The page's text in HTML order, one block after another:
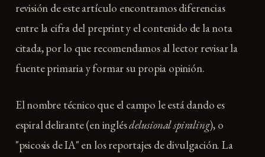
revisión de este artículo encontramos diferencias
entre la cifra del preprint y el contenido de la nota
citada, por lo que recomendamos al lector revisar la
fuente primaria y formar su propia opinión.
El nombre técnico que el campo le está dando es
espiral delirante (en inglésdelusional spiraling), o
"psicosis de IA" en los reportajes de divulgación. La